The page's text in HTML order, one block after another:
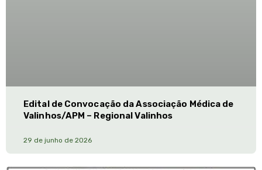
Edital de Convocação da Associação Médica de
Valinhos/APM – Regional Valinhos
29 de junho de 2026